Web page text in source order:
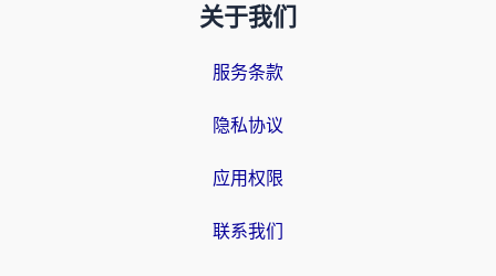
关于我们
服务条款
隐私协议
应用权限
联系我们